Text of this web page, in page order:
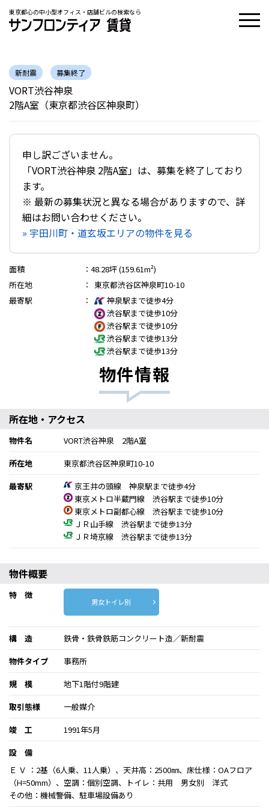
東京都心の中小型オフィス・店舗ビルの検索なら
新耐震 募集終了
VORT渋谷神泉
2階A室（東京都渋谷区神泉町）
申し訳ございません。
「VORT渋谷神泉 2階A室」は、募集を終了しており
ます。
※ 最新の募集状況と異なる場合がありますので、詳
細はお問い合わせください。
» 宇田川町・道玄坂エリアの物件を見る
面積 ： 48.28坪 (159.61m²)
所在地
：
東京都渋谷区神泉町10-10
最寄駅
：
神泉駅まで徒歩4分
渋谷駅まで徒歩10分
渋谷駅まで徒歩10分
渋谷駅まで徒歩13分
渋谷駅まで徒歩13分
物件情報
所在地・アクセス
物件名
VORT渋谷神泉 2階A室
所在地
東京都渋谷区神泉町10-10
最寄駅
京王井の頭線 神泉駅まで徒歩4分
東京メトロ半蔵門線 渋谷駅まで徒歩10分
東京メトロ副都心線 渋谷駅まで徒歩10分
ＪＲ山手線 渋谷駅まで徒歩13分
ＪＲ埼京線 渋谷駅まで徒歩13分
物件概要
特 徴
男女トイレ別
構 造
鉄骨・鉄骨鉄筋コンクリート造／新耐震
物件タイプ
事務所
規 模
地下1階付9階建
取引態様
一般媒介
竣 工
1991年5月
設 備
Ｅ Ｖ ：2基（6人乗、11人乗）、天井高：2500㎜、床仕様：OAフロア
（H=50mm）、空調：個別空調、トイレ：共用 男女別 洋式
その他：機械警備、駐車場設備あり